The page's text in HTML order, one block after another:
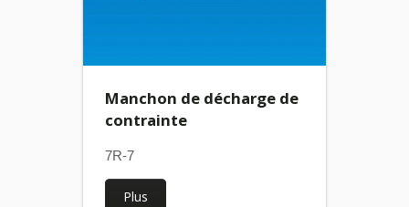
Manchon de décharge de
contrainte
7R-7
Plus